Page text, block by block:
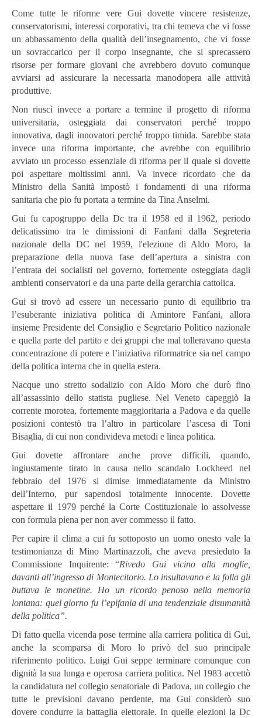
Come tutte le riforme vere Gui dovette vincere resistenze,
conservatorismi, interessi corporativi, tra chi temeva che vi fosse
un abbassamento della qualità dell’insegnamento, che vi fosse
un sovraccarico per il corpo insegnante, che si sprecassero
risorse per formare giovani che avrebbero dovuto comunque
avviarsi ad assicurare la necessaria manodopera alle attività
produttive.
Non riuscì invece a portare a termine il progetto di riforma
universitaria, osteggiata dai conservatori perché troppo
innovativa, dagli innovatori perché troppo timida. Sarebbe stata
invece una riforma importante, che avrebbe con equilibrio
avviato un processo essenziale di riforma per il quale si dovette
poi aspettare moltissimi anni. Va invece ricordato che da
Ministro della Sanità impostò i fondamenti di una riforma
sanitaria che pio fu portata a termine da Tina Anselmi.
Gui fu capogruppo della Dc tra il 1958 ed il 1962, periodo
delicatissimo tra le dimissioni di Fanfani dalla Segreteria
nazionale della DC nel 1959, l'elezione di Aldo Moro, la
preparazione della nuova fase dell’apertura a sinistra con
l’entrata dei socialisti nel governo, fortemente osteggiata dagli
ambienti conservatori e da una parte della gerarchia cattolica.
Gui si trovò ad essere un necessario punto di equilibrio tra
l’esuberante iniziativa politica di Amintore Fanfani, allora
insieme Presidente del Consiglio e Segretario Politico nazionale
e quella parte del partito e dei gruppi che mal tolleravano questa
concentrazione di potere e l’iniziativa riformatrice sia nel campo
della politica interna che in quella estera.
Nacque uno stretto sodalizio con Aldo Moro che durò fino
all’assassinio dello statista pugliese. Nel Veneto capeggiò la
corrente morotea, fortemente maggioritaria a Padova e da quelle
posizioni contestò tra l’altro in particolare l’ascesa di Toni
Bisaglia, di cui non condivideva metodi e linea politica.
Gui dovette affrontare anche prove difficili, quando,
ingiustamente tirato in causa nello scandalo Lockheed nel
febbraio del 1976 si dimise immediatamente da Ministro
dell’Interno, pur sapendosi totalmente innocente. Dovette
aspettare il 1979 perché la Corte Costituzionale lo assolvesse
con formula piena per non aver commesso il fatto.
Per capire il clima a cui fu sottoposto un uomo onesto vale la
testimonianza di Mino Martinazzoli, che aveva presieduto la
Commissione Inquirente: “Rivedo Gui vicino alla moglie,
davanti all’ingresso di Montecitorio. Lo insultavano e la folla gli
buttava le monetine. Ho un ricordo penoso nella memoria
lontana: quel giorno fu l’epifania di una tendenziale disumanità
della politica”.
Di fatto quella vicenda pose termine alla carriera politica di Gui,
anche la scomparsa di Moro lo privò del suo principale
riferimento politico. Luigi Gui seppe terminare comunque con
dignità la sua lunga e operosa carriera politica. Nel 1983 accettò
la candidatura nel collegio senatoriale di Padova, un collegio che
tutte le previsioni davano perdente, ma Gui considerò suo
dovere condurre la battaglia elettorale. In quelle elezioni la Dc